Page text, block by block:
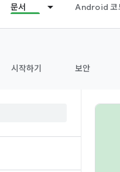
문서 Android 코
시작하기 보안